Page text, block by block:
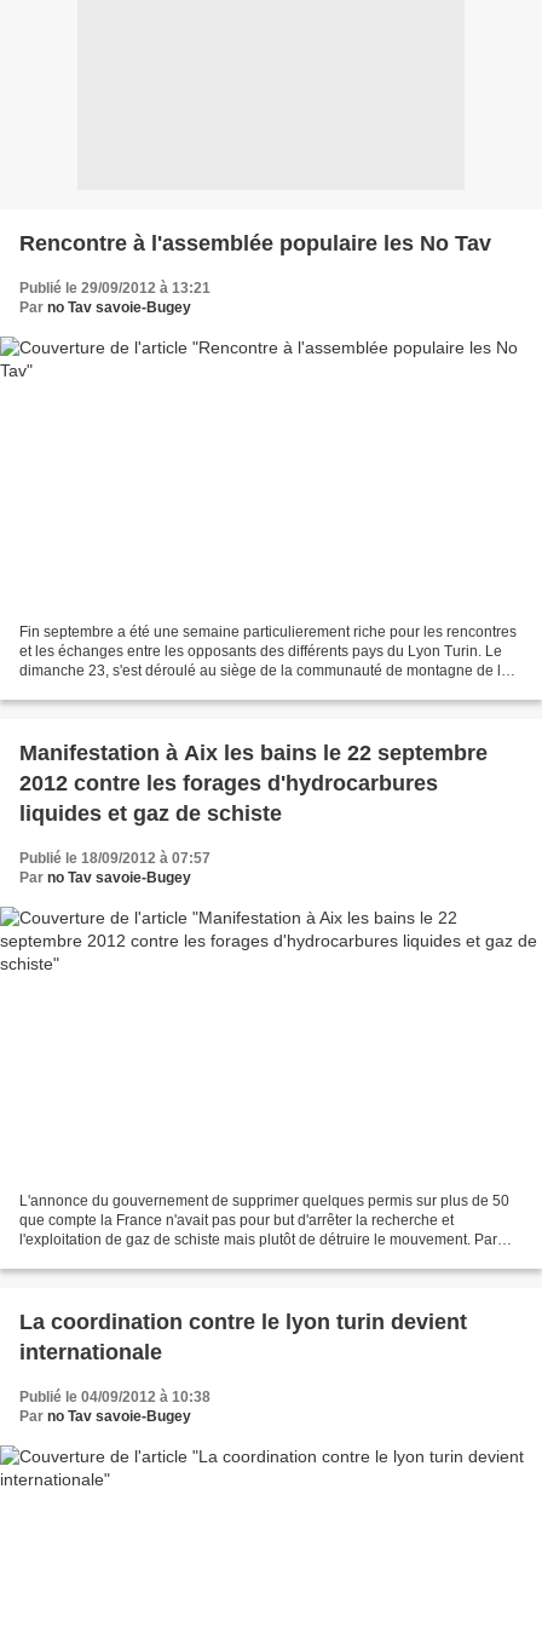
Rencontre à l'assemblée populaire les No Tav
Publié le 29/09/2012 à 13:21
Par no Tav savoie-Bugey
Fin septembre a été une semaine particulierement riche pour les rencontres
et les échanges entre les opposants des différents pays du Lyon Turin. Le
dimanche 23, s'est déroulé au siège de la communauté de montagne de la
Manifestation à Aix les bains le 22 septembre
2012 contre les forages d'hydrocarbures
liquides et gaz de schiste
Publié le 18/09/2012 à 07:57
Par no Tav savoie-Bugey
L'annonce du gouvernement de supprimer quelques permis sur plus de 50
que compte la France n'avait pas pour but d'arrêter la recherche et
l'exploitation de gaz de schiste mais plutôt de détruire le mouvement. Parmis
La coordination contre le lyon turin devient
internationale
Publié le 04/09/2012 à 10:38
Par no Tav savoie-Bugey